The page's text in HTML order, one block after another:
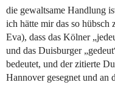
die gewaltsame Handlung
ich hätte mir das so
Eva), dass das Kölner
und das Duisburger
bedeutet, und der zitierte
Hannover gesegnet und an